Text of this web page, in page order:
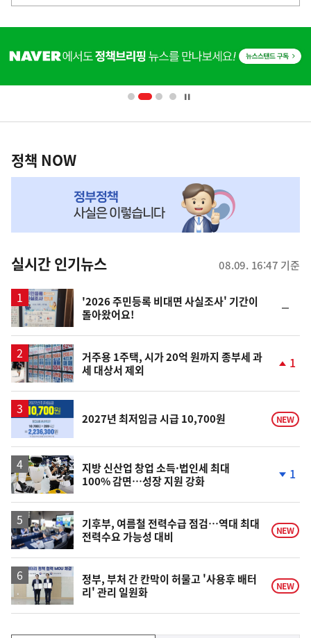
단
영
책
NOW,
뉴
스
정책 NOW
실시간 인기뉴스 08.09. 16:47 기준
'2026 주민등록 비대면 사실조사' 기간이
돌아왔어요!
일
거주용 1주택, 시가 20억 원까지 종부세 과
세 대상서 제외
승
1
2027년 최저임금 시급 10,700원 NEW
지방 신산업 창업 소득·법인세 최대
100% 감면…성장 지원 강화
락
1
기후부, 여름철 전력수급 점검…역대 최대
전력수요 가능성 대비
NEW
정부, 부처 간 칸막이 허물고 '사용후 배터
리' 관리 일원화
NEW